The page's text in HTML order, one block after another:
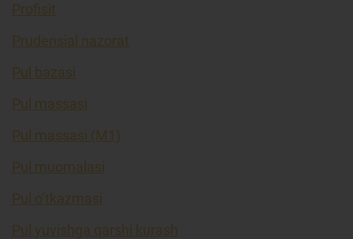
Profisit
Prudensial nazorat
Pul bazasi
Pul massasi
Pul massasi (M1)
Pul muomalasi
Pul o’tkazmasi
Pul yuvishga qarshi kurash